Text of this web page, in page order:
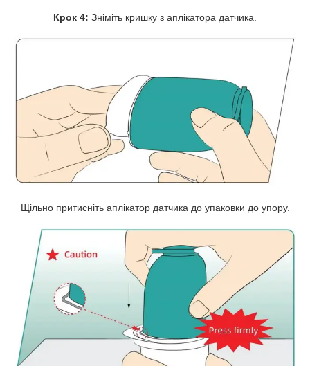
Крок 4: Зніміть кришку з аплікатора датчика.
Щільно притисніть аплікатор датчика до упаковки до упору.